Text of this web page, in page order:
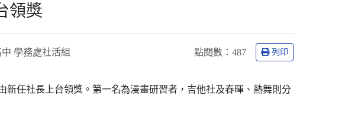
領獎
學務處社活組 點閱數： 487 列印
新任社長上台領獎。第一名為漫畫研習者，吉他社及春暉、熱舞則分